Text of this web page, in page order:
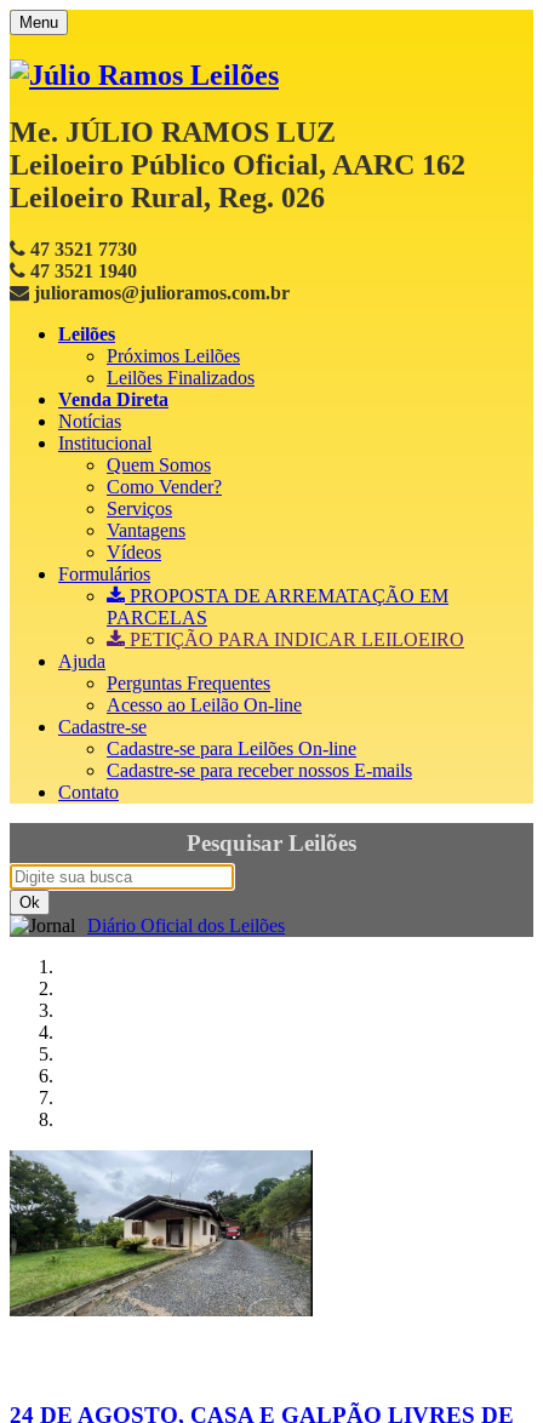
Menu
Me. JÚLIO RAMOS LUZ
Leiloeiro Público Oficial, AARC 162
Leiloeiro Rural, Reg. 026
47 3521 7730
47 3521 1940
julioramos@julioramos.com.br
Leilões
Próximos Leilões
Leilões Finalizados
Venda Direta
Notícias
Institucional
Quem Somos
Como Vender?
Serviços
Vantagens
Vídeos
Formulários
PROPOSTA DE ARREMATAÇÃO EM
PARCELAS
PETIÇÃO PARA INDICAR LEILOEIRO
Ajuda
Perguntas Frequentes
Acesso ao Leilão On-line
Cadastre-se
Cadastre-se para Leilões On-line
Cadastre-se para receber nossos E-mails
Contato
Pesquisar Leilões
Diário Oficial dos Leilões
24 DE AGOSTO, CASA E GALPÃO LIVRES DE